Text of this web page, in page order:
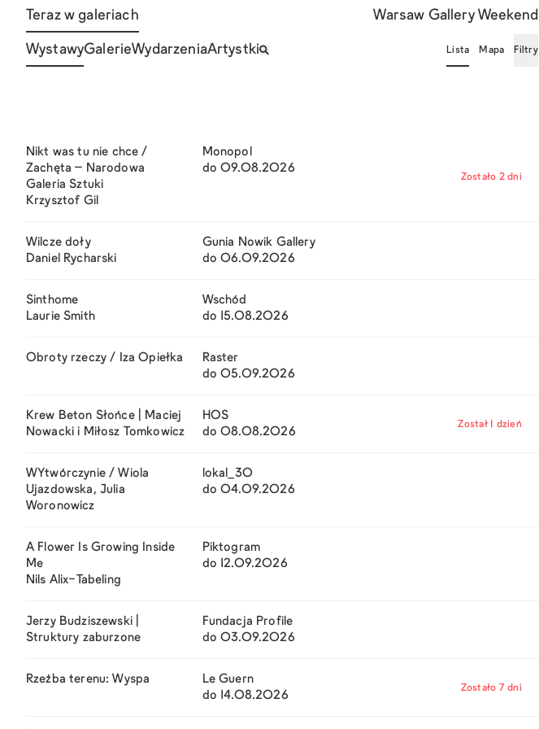
Teraz w galeriach Warsaw Gallery Weekend
WystawyGalerieWydarzeniaArtystki Lista Mapa Filtry
Nikt was tu nie chce /
Zachęta – Narodowa
Galeria Sztuki
Krzysztof Gil
Monopol
do 09.08.2026
Zostało 2 dni
Wilcze doły
Daniel Rycharski
Gunia Nowik Gallery
do 06.09.2026
Sinthome
Laurie Smith
Wschód
do 15.08.2026
Obroty rzeczy / Iza Opiełka
Raster
do 05.09.2026
Krew Beton Słońce | Maciej
Nowacki i Miłosz Tomkowicz
HOS
do 08.08.2026
Został 1 dzień
WYtwórczynie / Wiola
Ujazdowska, Julia
Woronowicz
lokal_30
do 04.09.2026
A Flower Is Growing Inside
Me
Nils Alix-Tabeling
Piktogram
do 12.09.2026
Jerzy Budziszewski |
Struktury zaburzone
Fundacja Profile
do 03.09.2026
Rzeźba terenu: Wyspa
Le Guern
do 14.08.2026
Zostało 7 dni